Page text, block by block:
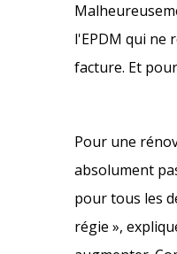
l'EPDM qui ne
facture. Et
Pour une
absolument
pour tous les
régie »,